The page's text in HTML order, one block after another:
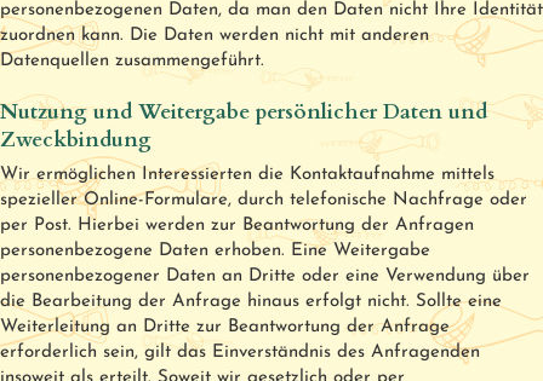
personenbezogenen Daten, da man den Daten nicht Ihre Identität
zuordnen kann. Die Daten werden nicht mit anderen
Datenquellen zusammengeführt.
Nutzung und Weitergabe persönlicher Daten und
Zweckbindung
Wir ermöglichen Interessierten die Kontaktaufnahme mittels
spezieller Online-Formulare, durch telefonische Nachfrage oder
per Post. Hierbei werden zur Beantwortung der Anfragen
personenbezogene Daten erhoben. Eine Weitergabe
personenbezogener Daten an Dritte oder eine Verwendung über
die Bearbeitung der Anfrage hinaus erfolgt nicht. Sollte eine
Weiterleitung an Dritte zur Beantwortung der Anfrage
erforderlich sein, gilt das Einverständnis des Anfragenden